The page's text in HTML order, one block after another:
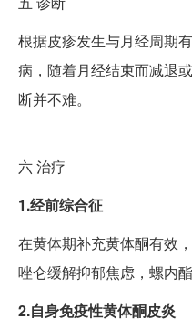
根据皮疹发生与月经周期
病，随着月经结束而减退
断并不难。
六治疗
1.经前综合征
在黄体期补充黄体酮有效
唑仑缓解抑郁焦虑，螺内酯
2.自身免疫性黄体酮皮炎